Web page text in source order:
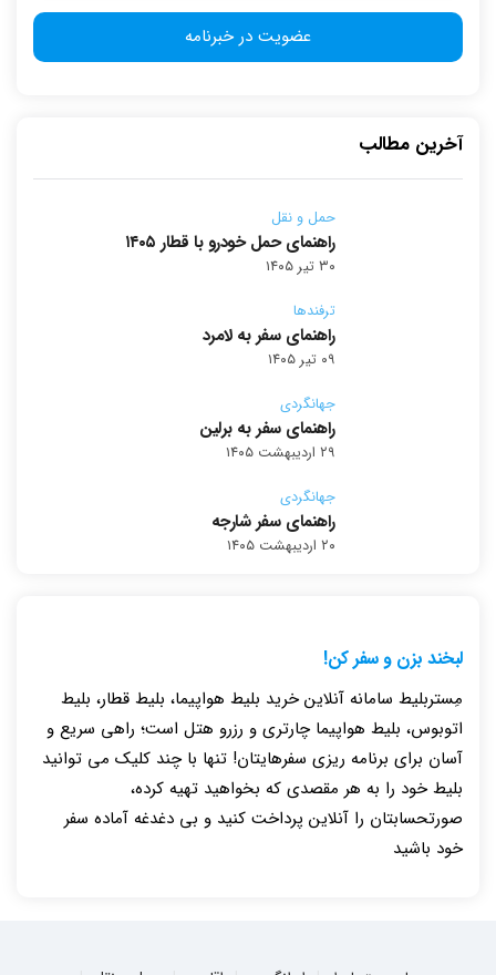
آخرین مطالب
حمل و نقل
راهنمای حمل خودرو با قطار ۱۴۰۵
۳۰ تیر ۱۴۰۵
ترفندها
راهنمای سفر به لامرد
۰۹ تیر ۱۴۰۵
جهانگردی
راهنمای سفر به برلین
۲۹ اردیبهشت ۱۴۰۵
جهانگردی
راهنمای سفر شارجه
۲۰ اردیبهشت ۱۴۰۵
لبخند بزن و سفر کن!
مِستربلیط سامانه آنلاین خرید بلیط هواپیما، بلیط قطار، بلیط
اتوبوس، بلیط هواپیما چارتری و رزرو هتل است؛ راهی سریع و
آسان برای برنامه ریزی سفرهایتان! تنها با چند کلیک می توانید
بلیط خود را به هر مقصدی که بخواهید تهیه کرده،
صورتحسابتان را آنلاین پرداخت کنید و بی دغدغه آماده سفر
خود باشید